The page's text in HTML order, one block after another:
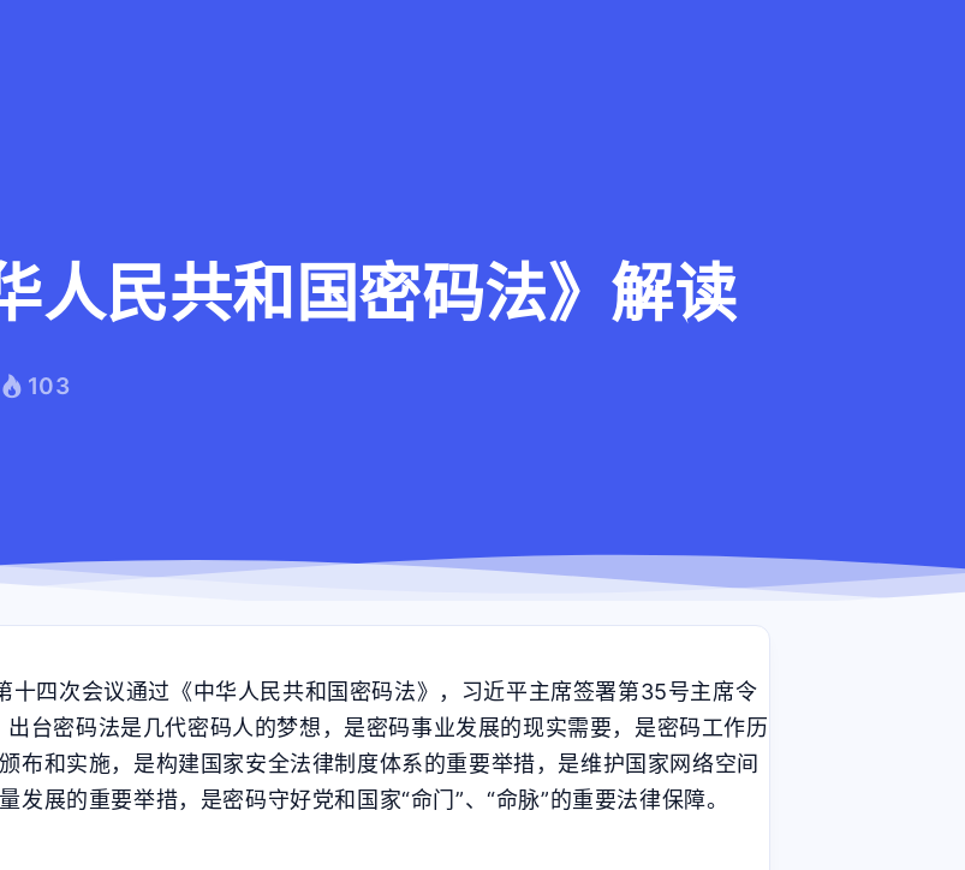
人民共和国密码法》解读
103
四次会议通过《中华人民共和国密码法》，习近平主席签署第35号主席令
台密码法是几代密码人的梦想，是密码事业发展的现实需要，是密码工作历
布和实施，是构建国家安全法律制度体系的重要举措，是维护国家网络空间
展的重要举措，是密码守好党和国家“命门”、“命脉”的重要法律保障。